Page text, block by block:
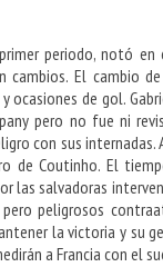
periodo, notó en
cambios. El cambio
de gol.
pero no fue ni
con sus
de Coutinho. El
las salvadoras
peligrosos
la victoria y su
a Francia con el